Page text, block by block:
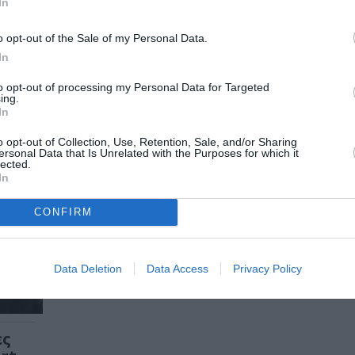
opt-out of the Sale of my Personal Data.
opt-out of processing my Personal Data for Targeted
opt-out of Collection, Use, Retention, Sale, and/or Sharing
Data that Is Unrelated with the Purposes for which it
CONFIRM
Data Deletion Data Access Privacy Policy